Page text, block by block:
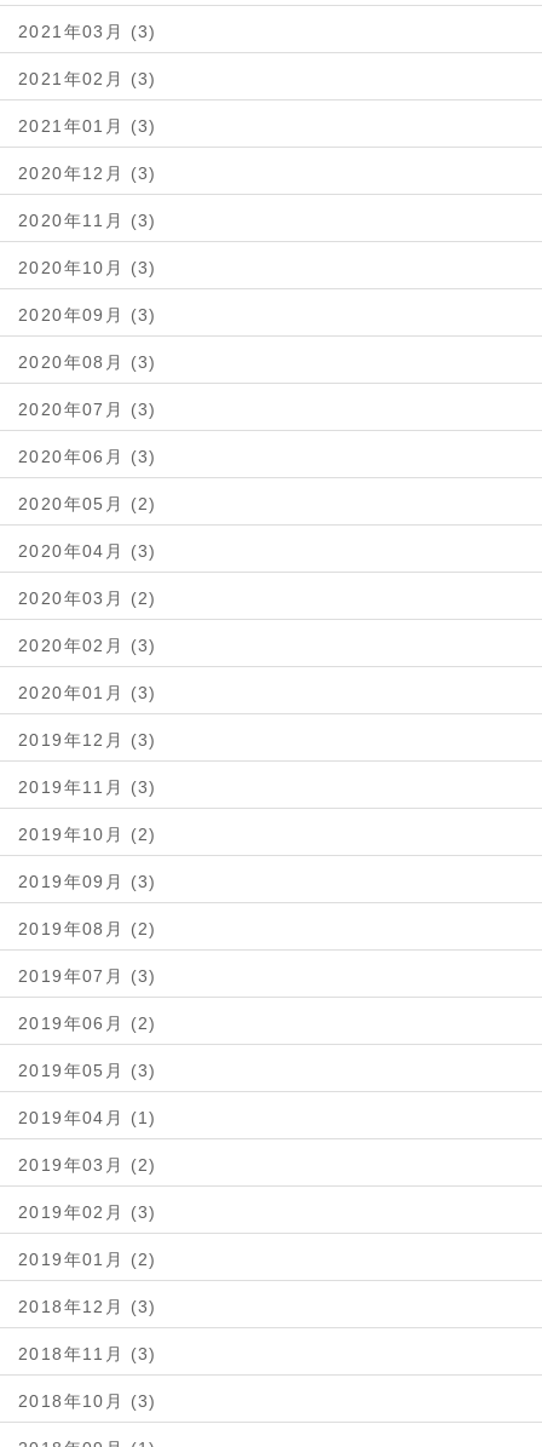
2021年03月 (3)
2021年02月 (3)
2021年01月 (3)
2020年12月 (3)
2020年11月 (3)
2020年10月 (3)
2020年09月 (3)
2020年08月 (3)
2020年07月 (3)
2020年06月 (3)
2020年05月 (2)
2020年04月 (3)
2020年03月 (2)
2020年02月 (3)
2020年01月 (3)
2019年12月 (3)
2019年11月 (3)
2019年10月 (2)
2019年09月 (3)
2019年08月 (2)
2019年07月 (3)
2019年06月 (2)
2019年05月 (3)
2019年04月 (1)
2019年03月 (2)
2019年02月 (3)
2019年01月 (2)
2018年12月 (3)
2018年11月 (3)
2018年10月 (3)